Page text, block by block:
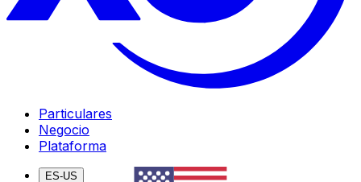
Particulares
Negocio
Plataforma
ES-US